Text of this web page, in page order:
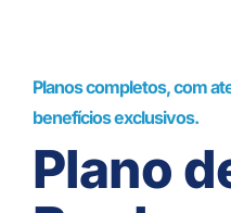
Planos completos, com
benefícios exclusivos.
Plano